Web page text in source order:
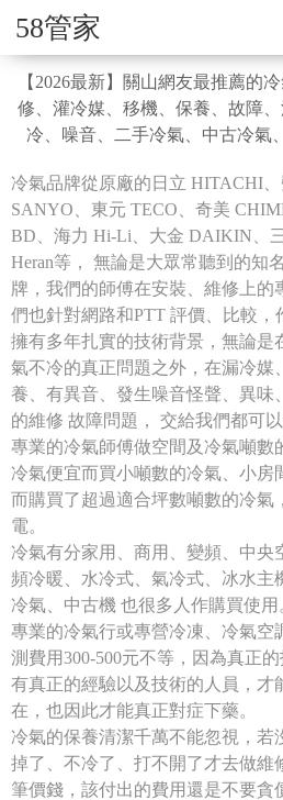
58管家
【2026最新】關山網友最推薦的
修、灌冷媒、移機、保養、故障
冷、噪音、二手冷氣、中古冷氣
冷氣品牌從原廠的日立 HITACHI
SANYO、東元 TECO、奇美
BD、海力 Hi-Li、大金 DAIKIN、
Heran等， 無論是大眾常聽到的知
牌，我們的師傅在安裝、維修上的
們也針對網路和PTT 評價、比較，
擁有多年扎實的技術背景，無論是
氣不冷的真正問題之外，在漏冷媒
養、有異音、發生噪音怪聲、異味
的維修 故障問題， 交給我們都可
專業的冷氣師傅做空間及冷氣噸數
冷氣便宜而買小噸數的冷氣、小房
而購買了超過適合坪數噸數的冷氣
電。
冷氣有分家用、商用、變頻、中央
頻冷暖、水冷式、氣冷式、冰水主
冷氣、中古機 也很多人作購買使用
專業的冷氣行或專營冷凍、冷氣空
測費用300-500元不等，因為真正
有真正的經驗以及技術的人員，才
在，也因此才能真正對症下藥。
冷氣的保養清潔千萬不能忽視，若
掉了、不冷了、打不開了才去做維
筆價錢，該付出的費用還是不要貪